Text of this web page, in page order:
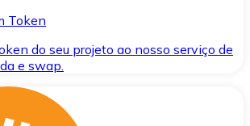
Token
do seu projeto ao nosso serviço de
e swap.